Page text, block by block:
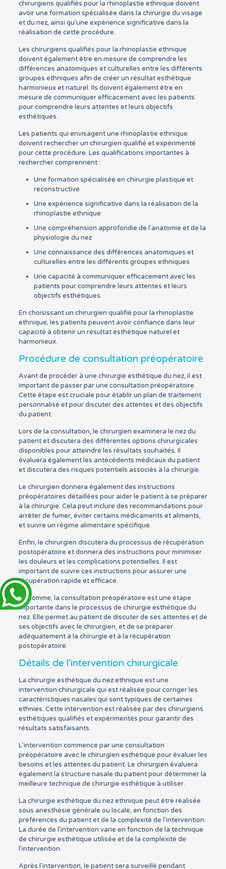
chirurgiens qualifiés pour la rhinoplastie ethnique doivent
avoir une formation spécialisée dans la chirurgie du visage
et du nez, ainsi qu’une expérience significative dans la
réalisation de cette procédure.
Les chirurgiens qualifiés pour la rhinoplastie ethnique
doivent également être en mesure de comprendre les
différences anatomiques et culturelles entre les différents
groupes ethniques afin de créer un résultat esthétique
harmonieux et naturel. Ils doivent également être en
mesure de communiquer efficacement avec les patients
pour comprendre leurs attentes et leurs objectifs
esthétiques.
Les patients qui envisagent une rhinoplastie ethnique
doivent rechercher un chirurgien qualifié et expérimenté
pour cette procédure. Les qualifications importantes à
rechercher comprennent :
Une formation spécialisée en chirurgie plastique et
reconstructive
Une expérience significative dans la réalisation de la
rhinoplastie ethnique
Une compréhension approfondie de l’anatomie et de la
physiologie du nez
Une connaissance des différences anatomiques et
culturelles entre les différents groupes ethniques
Une capacité à communiquer efficacement avec les
patients pour comprendre leurs attentes et leurs
objectifs esthétiques.
En choisissant un chirurgien qualifié pour la rhinoplastie
ethnique, les patients peuvent avoir confiance dans leur
capacité à obtenir un résultat esthétique naturel et
harmonieux.
Procédure de consultation préopératoire
Avant de procéder à une chirurgie esthétique du nez, il est
important de passer par une consultation préopératoire.
Cette étape est cruciale pour établir un plan de traitement
personnalisé et pour discuter des attentes et des objectifs
du patient.
Lors de la consultation, le chirurgien examinera le nez du
patient et discutera des différentes options chirurgicales
disponibles pour atteindre les résultats souhaités. Il
évaluera également les antécédents médicaux du patient
et discutera des risques potentiels associés à la chirurgie.
Le chirurgien donnera également des instructions
préopératoires détaillées pour aider le patient à se préparer
à la chirurgie. Cela peut inclure des recommandations pour
arrêter de fumer, éviter certains médicaments et aliments,
et suivre un régime alimentaire spécifique.
Enfin, le chirurgien discutera du processus de récupération
postopératoire et donnera des instructions pour minimiser
les douleurs et les complications potentielles. Il est
important de suivre ces instructions pour assurer une
récupération rapide et efficace.
En somme, la consultation préopératoire est une étape
importante dans le processus de chirurgie esthétique du
nez. Elle permet au patient de discuter de ses attentes et de
ses objectifs avec le chirurgien, et de se préparer
adéquatement à la chirurgie et à la récupération
postopératoire.
Détails de l’intervention chirurgicale
La chirurgie esthétique du nez ethnique est une
intervention chirurgicale qui est réalisée pour corriger les
caractéristiques nasales qui sont typiques de certaines
ethnies. Cette intervention est réalisée par des chirurgiens
esthétiques qualifiés et expérimentés pour garantir des
résultats satisfaisants.
L’intervention commence par une consultation
préopératoire avec le chirurgien esthétique pour évaluer les
besoins et les attentes du patient. Le chirurgien évaluera
également la structure nasale du patient pour déterminer la
meilleure technique de chirurgie esthétique à utiliser.
La chirurgie esthétique du nez ethnique peut être réalisée
sous anesthésie générale ou locale, en fonction des
préférences du patient et de la complexité de l’intervention.
La durée de l’intervention varie en fonction de la technique
de chirurgie esthétique utilisée et de la complexité de
l’intervention.
Après l’intervention, le patient sera surveillé pendant